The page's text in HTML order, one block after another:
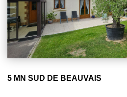
5 MN SUD DE BEAUVAIS